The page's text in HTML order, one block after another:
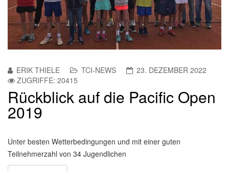
ERIK THIELE TCI-NEWS
23. DEZEMBER 2022
ZUGRIFFE: 20415
Rückblick auf die Pacific Open
2019
Unter besten Wetterbedingungen und mit einer guten
Teilnehmerzahl von 34 Jugendlichen